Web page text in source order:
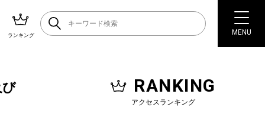
ランキング MENU
び RANKING
アクセスランキング